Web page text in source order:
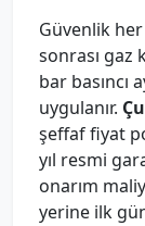
Güvenlik
sonrası gaz
bar basıncı
uygulanır.
şeffaf fiyat
yıl resmi
onarım
yerine ilk